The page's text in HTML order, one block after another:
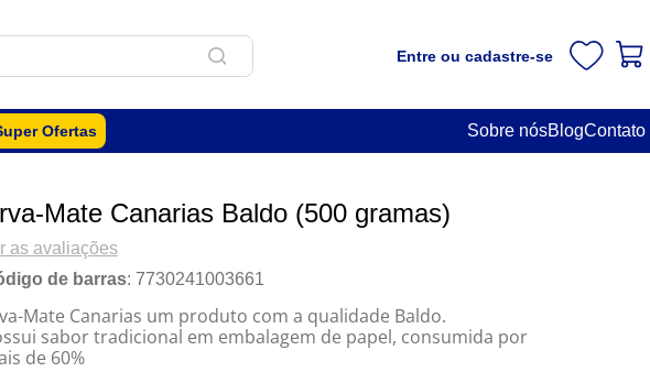
Entre ou cadastre-se
Ofertas Sobre nósBlogContato
Mate Canarias Baldo (500 gramas)
as avaliações
de barras: 7730241003661
Mate Canarias um produto com a qualidade Baldo.
sabor tradicional em embalagem de papel, consumida por
de 60%